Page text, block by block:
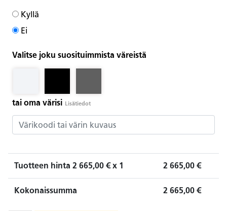
Kyllä
Ei
Valitse joku suosituimmista väreistä
tai oma värisi Lisätiedot
Tuotteen hinta 2 665,00 € x 1 2 665,00 €
Kokonaissumma 2 665,00 €